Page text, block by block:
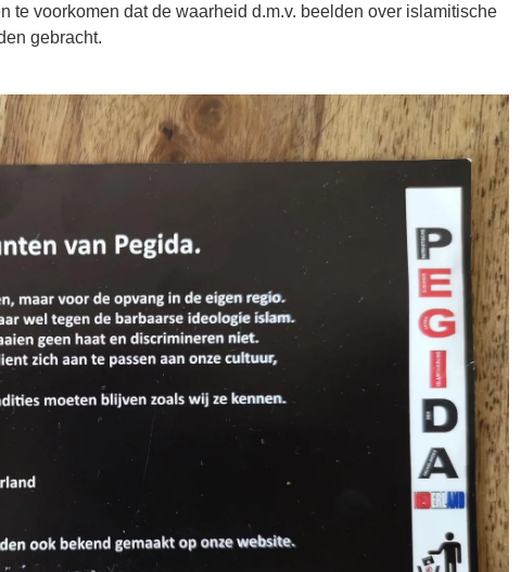
te voorkomen dat de waarheid d.m.v. beelden over islamitische
gebracht.